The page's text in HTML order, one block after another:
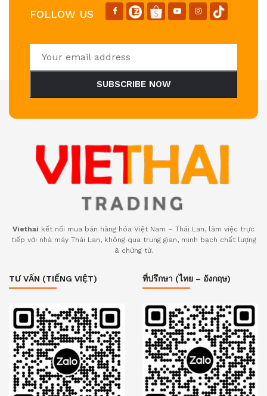
FOLLOW US
SUBSCRIBE NOW
Viethai kết nối mua bán hàng hóa Việt Nam – Thái Lan, làm việc trực
tiếp với nhà máy Thái Lan, không qua trung gian, minh bạch chất lượng
& chứng từ.
TƯ VẤN (TIẾNG VIỆT) ที่ปรึกษา (ไทย – อังกฤษ)